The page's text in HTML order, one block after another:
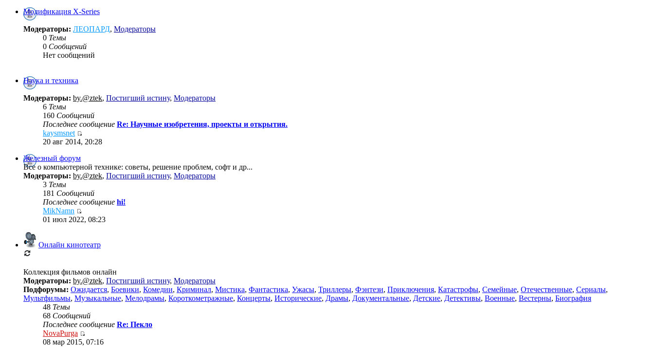
Модификация X-Series
Модераторы: ЛЕОПАРД, Модераторы
0 Темы
0 Сообщений
Нет сообщений
Наука и техника
Модераторы: by.@ztek, Постигший истину, Модераторы
6 Темы
160 Сообщений
Последнее сообщение Re: Научные изобретения, проекты и открытия.
kaysmsnet
20 авг 2014, 20:28
Железный форум
Все о компьютерной технике: советы, решение проблем, софт и др...
Модераторы: by.@ztek, Постигший истину, Модераторы
3 Темы
181 Сообщений
Последнее сообщение hi!
MikNamn
01 июл 2022, 08:23
Онлайн кинотеатр
Коллекция фильмов онлайн
Модераторы: by.@ztek, Постигший истину, Модераторы
Подфорумы: Ожидается, Боевики, Комедии, Криминал, Мистика, Фантастика, Ужасы, Триллеры, Фэнтези, Приключения, Катастрофы, Семейные, Отечественные, Сериалы,
Мультфильмы, Музыкальные, Мелодрамы, Короткометражные, Концерты, Исторические, Драмы, Документальные, Детские, Детективы, Военные, Вестерны, Биография
48 Темы
68 Сообщений
Последнее сообщение Re: Пекло
NovaPurga
08 мар 2015, 07:16